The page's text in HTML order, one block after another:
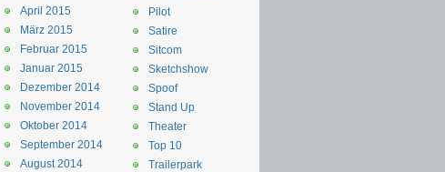
Pilot
Satire
Sitcom
Sketchshow
Spoof
Stand Up
Theater
Top 10
Trailerpark
April 2015
März 2015
Februar 2015
Januar 2015
Dezember 2014
November 2014
Oktober 2014
September 2014
August 2014